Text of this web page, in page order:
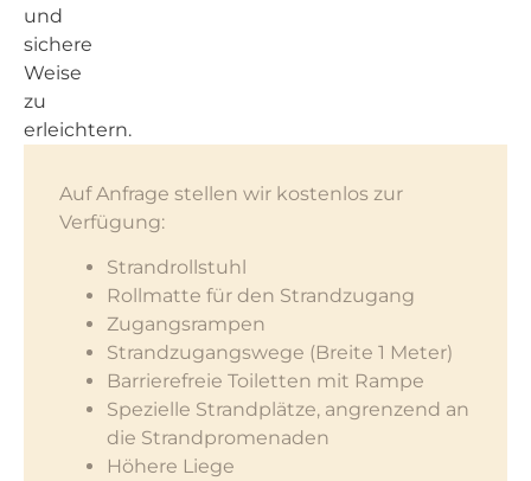
und
sichere
Weise
zu
erleichtern.
Auf Anfrage stellen wir kostenlos zur
Verfügung:
Strandrollstuhl
Rollmatte für den Strandzugang
Zugangsrampen
Strandzugangswege (Breite 1 Meter)
Barrierefreie Toiletten mit Rampe
Spezielle Strandplätze, angrenzend an
die Strandpromenaden
Höhere Liege